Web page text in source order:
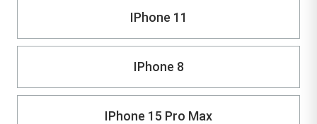
IPhone 11
IPhone 8
IPhone 15 Pro Max